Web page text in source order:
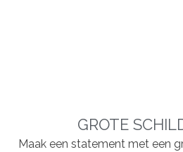
GROTE
Maak een statement met een